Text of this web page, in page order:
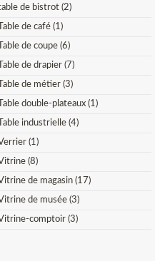
de bistrot (2)
Table de café (1)
Table de coupe (6)
Table de drapier (7)
Table de métier (3)
Table double-plateaux (1)
Table industrielle (4)
(1)
(8)
de magasin (17)
de musée (3)
comptoir (3)